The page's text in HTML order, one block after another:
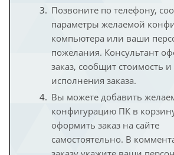
Позвоните по телефону,
параметры желаемой
компьютера или ваши
пожелания. Консультант
заказ, сообщит стоимость и
исполнения заказа.
Вы можете добавить
конфигурацию ПК в
оформить заказ на сайте
самостоятельно. В